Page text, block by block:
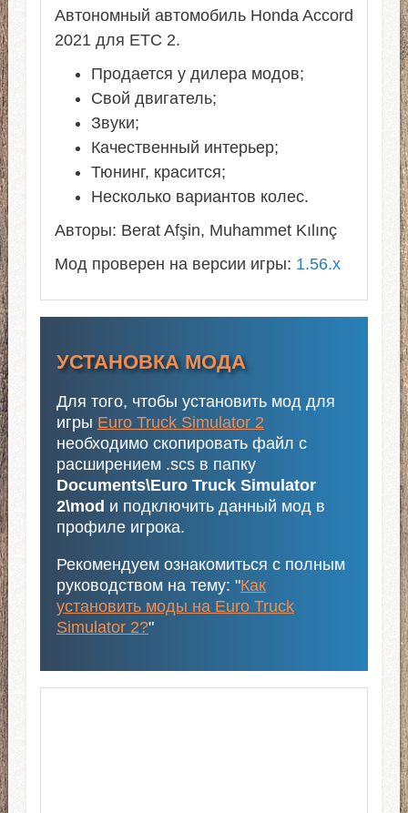
Автономный автомобиль Honda Accord
2021 для ЕТС 2.
Продается у дилера модов;
Свой двигатель;
Звуки;
Качественный интерьер;
Тюнинг, красится;
Несколько вариантов колес.
Авторы: Berat Afşin, Muhammet Kılınç
Мод проверен на версии игры: 1.56.x
УСТАНОВКА МОДА
Для того, чтобы установить мод для
игры Euro Truck Simulator 2
необходимо скопировать файл с
расширением .scs в папку
Documents\Euro Truck Simulator
2\mod и подключить данный мод в
профиле игрока.
Рекомендуем ознакомиться с полным
руководством на тему: "Как
установить моды на Euro Truck
Simulator 2?"